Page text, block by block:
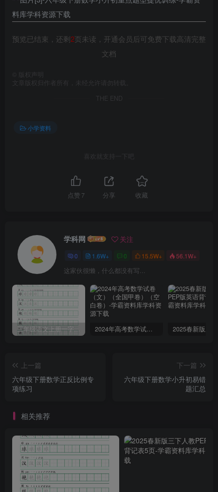
预览已结束，还剩2页未读，开通会员后可免费下载高清完整
文档
版权声明
文章版权归作者所有，未经允许请勿转载。
THE END
小学资料
喜欢就支持一下吧
点赞 7 分享 收藏
学科网 关注
0 1.6W+ 0 15.5W+ 56.1W+
这家伙很懒，什么都没有写...
三年级语文上册一字三描红写字表字帖 2024年高考数学试卷（文）（全国甲卷）（空白卷）
上一篇
六年级下册数学正反比例专
项练习
下一篇
六年级下册数学小升初易错
题汇总
相关推荐